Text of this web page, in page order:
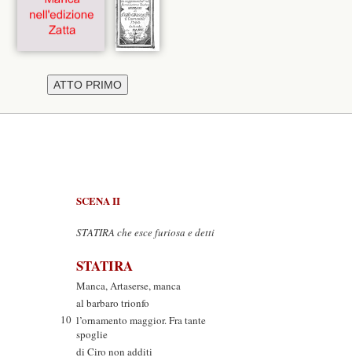
SCENA II
STATIRA che esce furiosa e detti
STATIRA
Manca, Artaserse, manca
al barbaro trionfo
10 l’ornamento maggior. Fra tante
spoglie
di Ciro non additi